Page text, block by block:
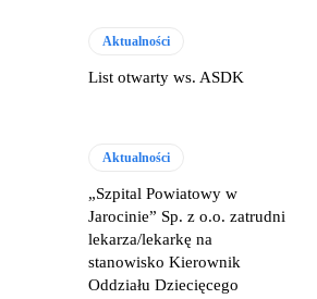
Aktualności
List otwarty ws. ASDK
Aktualności
„Szpital Powiatowy w
Jarocinie” Sp. z o.o. zatrudni
lekarza/lekarkę na
stanowisko Kierownik
Oddziału Dziecięcego